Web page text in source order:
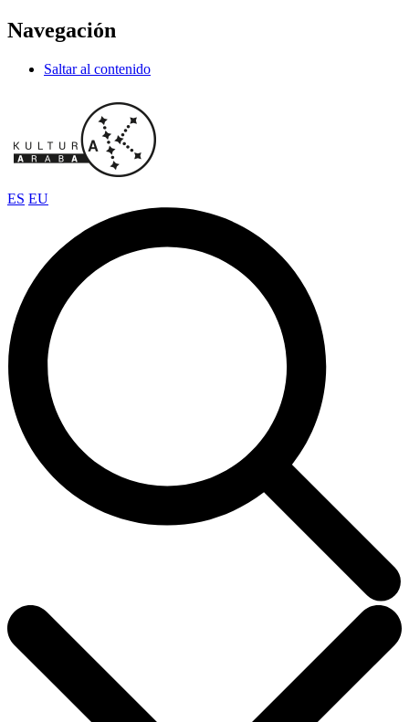
Navegación
Saltar al contenido
ES EU